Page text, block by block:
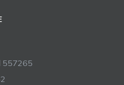
557265